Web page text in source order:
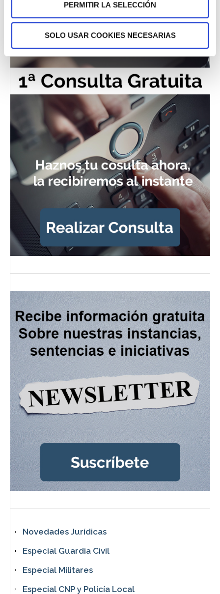
PERMITIR LA SELECCIÓN
SOLO USAR COOKIES NECESARIAS
Novedades Jurídicas
Especial Guardia Civil
Especial Militares
Especial CNP y Policía Local